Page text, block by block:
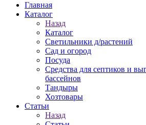
Главная
Каталог
Назад
Каталог
Светильники д/растений
Сад и огород
Посуда
Средства для септиков и
бассейнов
Тандыры
Хозтовары
Статьи
Назад